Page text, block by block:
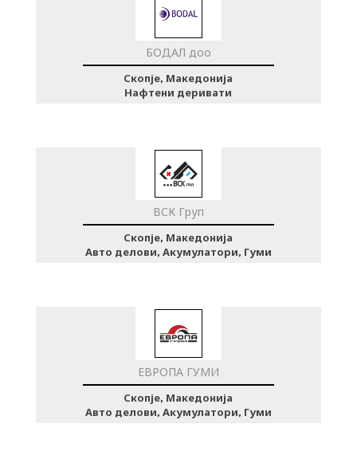
БОДАЛ доо
Скопје, Македонија
Нафтени деривати
ВСК Груп
Скопје, Македонија
Авто делови, Акумулатори, Гуми
ЕВРОПА ГУМИ
Скопје, Македонија
Авто делови, Акумулатори, Гуми